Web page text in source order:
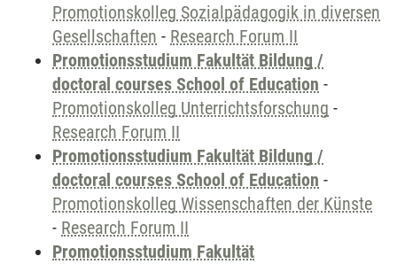
Promotionskolleg Sozialpädagogik in diversen
Gesellschaften - Research Forum II
Promotionsstudium Fakultät Bildung /
doctoral courses School of Education -
Promotionskolleg Unterrichtsforschung -
Research Forum II
Promotionsstudium Fakultät Bildung /
doctoral courses School of Education -
Promotionskolleg Wissenschaften der Künste
- Research Forum II
Promotionsstudium Fakultät